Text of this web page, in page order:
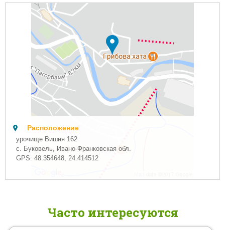
Расположение
урочище Вишня 162
с. Буковель, Ивано-Франковская обл.
GPS:48.354648,24.414512
Часто интересуются